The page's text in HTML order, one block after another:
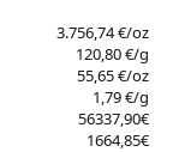
3.756,74 €/oz
120,80 €/g
55,65 €/oz
1,79 €/g
56337,90€
1664,85€